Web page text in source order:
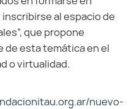
al espacio de
que propone
de esta temática en el
o virtualidad.
nuevo-